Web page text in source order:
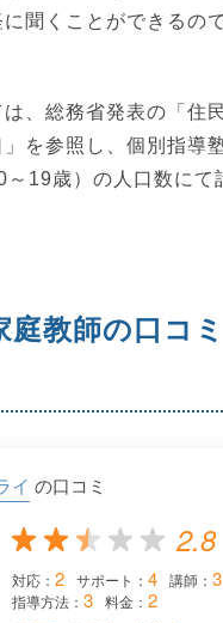
聞くことができるの
、総務省発表の「住
を参照し、個別指導
～19歳）の人口数にて
庭教師の口コ
イ の口コミ
2.8
対応： 2 サポート： 4 講師： 3
指導方法： 3 料金： 2